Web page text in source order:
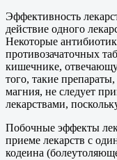
Эффективность
действие одного
Некоторые
противозачаточных
кишечнике,
того, такие
магния, не следует
лекарствами,
Побочные эффекты
приеме лекарств с
кодеина